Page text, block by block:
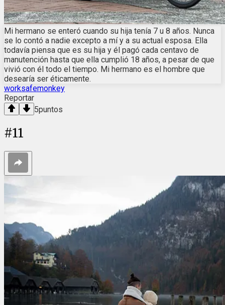
Mi hermano se enteró cuando su hija tenía 7 u 8 años. Nunca
se lo contó a nadie excepto a mí y a su actual esposa. Ella
todavía piensa que es su hija y él pagó cada centavo de
manutención hasta que ella cumplió 18 años, a pesar de que
vivió con él todo el tiempo. Mi hermano es el hombre que
desearía ser éticamente.
worksafemonkey
Reportar
5puntos
#11